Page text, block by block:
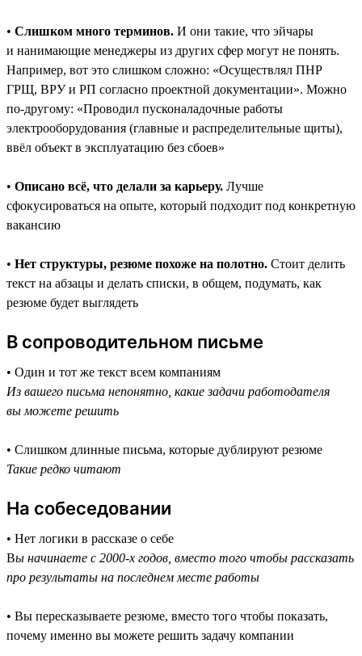
• Слишком много терминов. И они такие, что эйчары
и нанимающие менеджеры из других сфер могут не понять.
Например, вот это слишком сложно: «Осуществлял ПНР
ГРЩ, ВРУ и РП согласно проектной документации». Можно
по-другому: «Проводил пусконаладочные работы
электрооборудования (главные и распределительные щиты),
ввёл объект в эксплуатацию без сбоев»
• Описано всё, что делали за карьеру. Лучше
сфокусироваться на опыте, который подходит под конкретную
вакансию
• Нет структуры, резюме похоже на полотно. Стоит делить
текст на абзацы и делать списки, в общем, подумать, как
резюме будет выглядеть
В сопроводительном письме
• Один и тот же текст всем компаниям
Из вашего письма непонятно, какие задачи работодателя
вы можете решить
• Слишком длинные письма, которые дублируют резюме
Такие редко читают
На собеседовании
• Нет логики в рассказе о себе
Вы начинаете с 2000-х годов, вместо того чтобы рассказать
про результаты на последнем месте работы
• Вы пересказываете резюме, вместо того чтобы показать,
почему именно вы можете решить задачу компании